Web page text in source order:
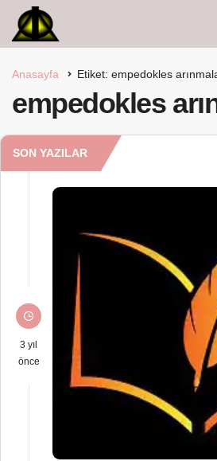
Anasayfa Etiket: empedokles
empedokles
SON YAZILAR
3 yıl
önce